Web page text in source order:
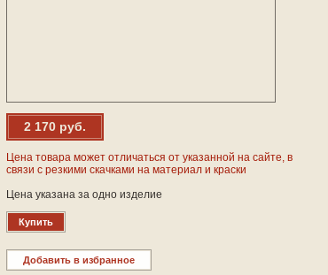
2 170 руб.
Цена товара может отличаться от указанной на сайте, в
связи с резкими скачками на материал и краски
Цена указана за одно изделие
Купить
Добавить в избранное